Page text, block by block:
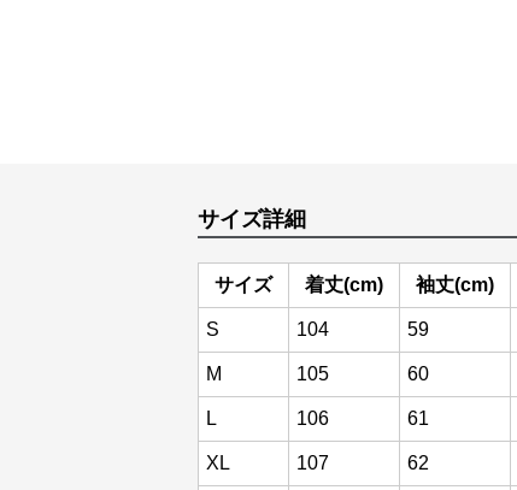
サイズ詳細
サイズ 着丈(cm) 袖丈(cm)
S 104 59
M 105 60
L 106 61
XL 107 62